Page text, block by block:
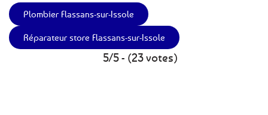
Plombier Flassans-sur-Issole
Réparateur store Flassans-sur-Issole
5/5 - (23 votes)